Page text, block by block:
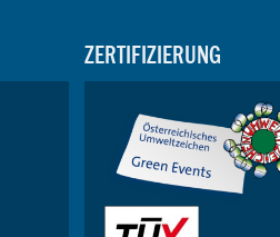
ZERTIFIZIERUNG